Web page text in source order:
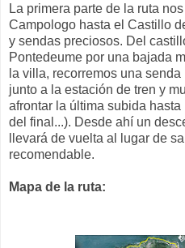
La primera parte de la ruta
Campologo hasta el Castillo
y sendas preciosos. Del
Pontedeume por una bajada
la villa, recorremos una
junto a la estación de tren y
afrontar la última subida
del final...). Desde ahí un
llevará de vuelta al lugar de
recomendable.
Mapa de la ruta: